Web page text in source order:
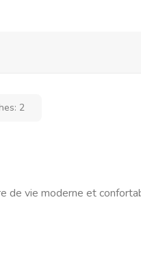
2
de vie moderne et